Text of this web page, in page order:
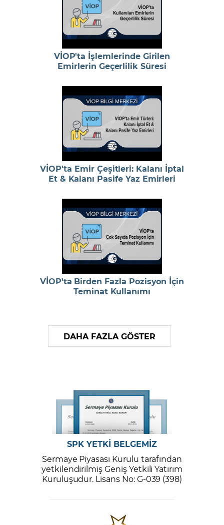
VİOP'ta İşlemlerinde Girilen
Emirlerin Geçerlilik Süresi
VİOP'ta Emir Çeşitleri: Kalanı İptal
Et & Kalanı Pasife Yaz Emirleri
VİOP'ta Birden Fazla Pozisyon İçin
Teminat Kullanımı
DAHA FAZLA GÖSTER
SPK YETKİ BELGEMİZ
Sermaye Piyasası Kurulu tarafından
yetkilendirilmiş Geniş Yetkili Yatırım
Kuruluşudur. Lisans No: G-039 (398)